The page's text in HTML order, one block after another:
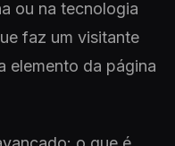
ou na tecnologia
faz um visitante
elemento da página